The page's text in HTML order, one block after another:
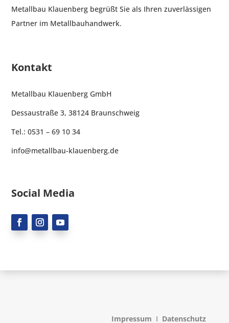
Metallbau Klauenberg begrüßt Sie als Ihren zuverlässigen
Partner im Metallbauhandwerk.
Kontakt
Metallbau Klauenberg GmbH
Dessaustraße 3, 38124 Braunschweig
Tel.: 0531 – 69 10 34
info@metallbau-klauenberg.de
Social Media
Impressum I Datenschutz